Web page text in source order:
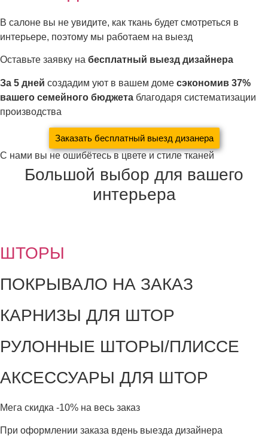
В салоне вы не увидите, как ткань будет смотреться в
интерьере, поэтому мы работаем на выезд
Оставьте заявку на бесплатный выезд дизайнера
За 5 дней создадим уют в вашем доме сэкономив 37%
вашего семейного бюджета благодаря систематизации
производства
Заказать бесплатный выезд дизанера
С нами вы не ошибётесь в цвете и стиле тканей
Большой выбор для вашего
интерьера
ШТОРЫ
ПОКРЫВАЛО НА ЗАКАЗ
КАРНИЗЫ ДЛЯ ШТОР
РУЛОННЫЕ ШТОРЫ/ПЛИССЕ
АКСЕССУАРЫ ДЛЯ ШТОР
Мега скидка -10% на весь заказ
При оформлении заказа вдень выезда дизайнера